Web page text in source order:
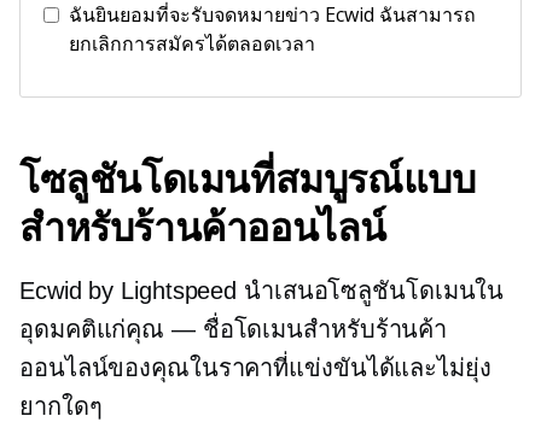
ฉันยินยอมที่จะรับจดหมายข่าว Ecwid ฉันสามารถ
ยกเลิกการสมัครได้ตลอดเวลา
โซลูชันโดเมนที่สมบูรณ์แบบ
สำหรับร้านค้าออนไลน์
Ecwid by Lightspeed นำเสนอโซลูชันโดเมนใน
อุดมคติแก่คุณ — ชื่อโดเมนสำหรับร้านค้า
ออนไลน์ของคุณในราคาที่แข่งขันได้และไม่ยุ่ง
ยากใดๆ